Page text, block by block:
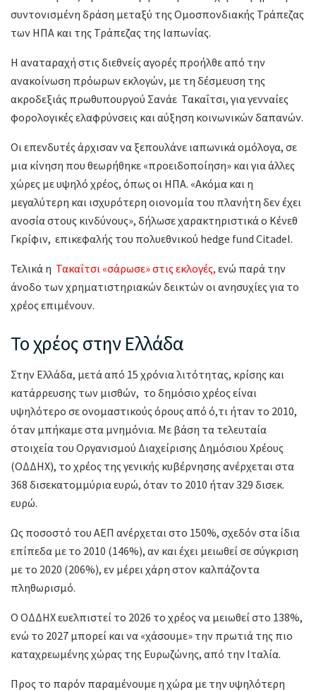
συντονισμένη δράση μεταξύ της Ομοσπονδιακής Τράπεζας
των ΗΠΑ και της Τράπεζας της Ιαπωνίας.
Η αναταραχή στις διεθνείς αγορές προήλθε από την
ανακοίνωση πρόωρων εκλογών, με τη δέσμευση της
ακροδεξιάς πρωθυπουργού Σανάε Τακαΐτσι, για γενναίες
φορολογικές ελαφρύνσεις και αύξηση κοινωνικών δαπανών.
Οι επενδυτές άρχισαν να ξεπουλάνε ιαπωνικά ομόλογα, σε
μια κίνηση που θεωρήθηκε «προειδοποίηση» και για άλλες
χώρες με υψηλό χρέος, όπως οι ΗΠΑ. «Ακόμα και η
μεγαλύτερη και ισχυρότερη οιονομία του πλανήτη δεν έχει
ανοσία στους κινδύνους», δήλωσε χαρακτηριστικά ο Κένεθ
Γκρίφιν, επικεφαλής του πολυεθνικού hedge fund Citadel.
Τελικά η Τακαΐτσι «σάρωσε» στις εκλογές, ενώ παρά την
άνοδο των χρηματιστηριακών δεικτών οι ανησυχίες για το
χρέος επιμένουν.
Το χρέος στην Ελλάδα
Στην Ελλάδα, μετά από 15 χρόνια λιτότητας, κρίσης και
κατάρρευσης των μισθών, το δημόσιο χρέος είναι
υψηλότερο σε ονομαστικούς όρους από ό,τι ήταν το 2010,
όταν μπήκαμε στα μνημόνια. Με βάση τα τελευταία
στοιχεία του Οργανισμού Διαχείρισης Δημόσιου Χρέους
(ΟΔΔΗΧ), το χρέος της γενικής κυβέρνησης ανέρχεται στα
368 δισεκατομμύρια ευρώ, όταν το 2010 ήταν 329 δισεκ.
ευρώ.
Ως ποσοστό του ΑΕΠ ανέρχεται στο 150%, σχεδόν στα ίδια
επίπεδα με το 2010 (146%), αν και έχει μειωθεί σε σύγκριση
με το 2020 (206%), εν μέρει χάρη στον καλπάζοντα
πληθωρισμό.
Ο ΟΔΔΗΧ ευελπιστεί το 2026 το χρέος να μειωθεί στο 138%,
ενώ το 2027 μπορεί και να «χάσουμε» την πρωτιά της πιο
καταχρεωμένης χώρας της Ευρωζώνης, από την Ιταλία.
Προς το παρόν παραμένουμε η χώρα με την υψηλότερη